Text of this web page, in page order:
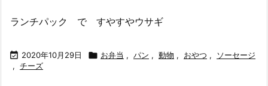
ランチパック で すやすやウサギ
 2020年10月29日  お弁当 , パン , 動物 , おやつ ,
ソーセージ
, チーズ